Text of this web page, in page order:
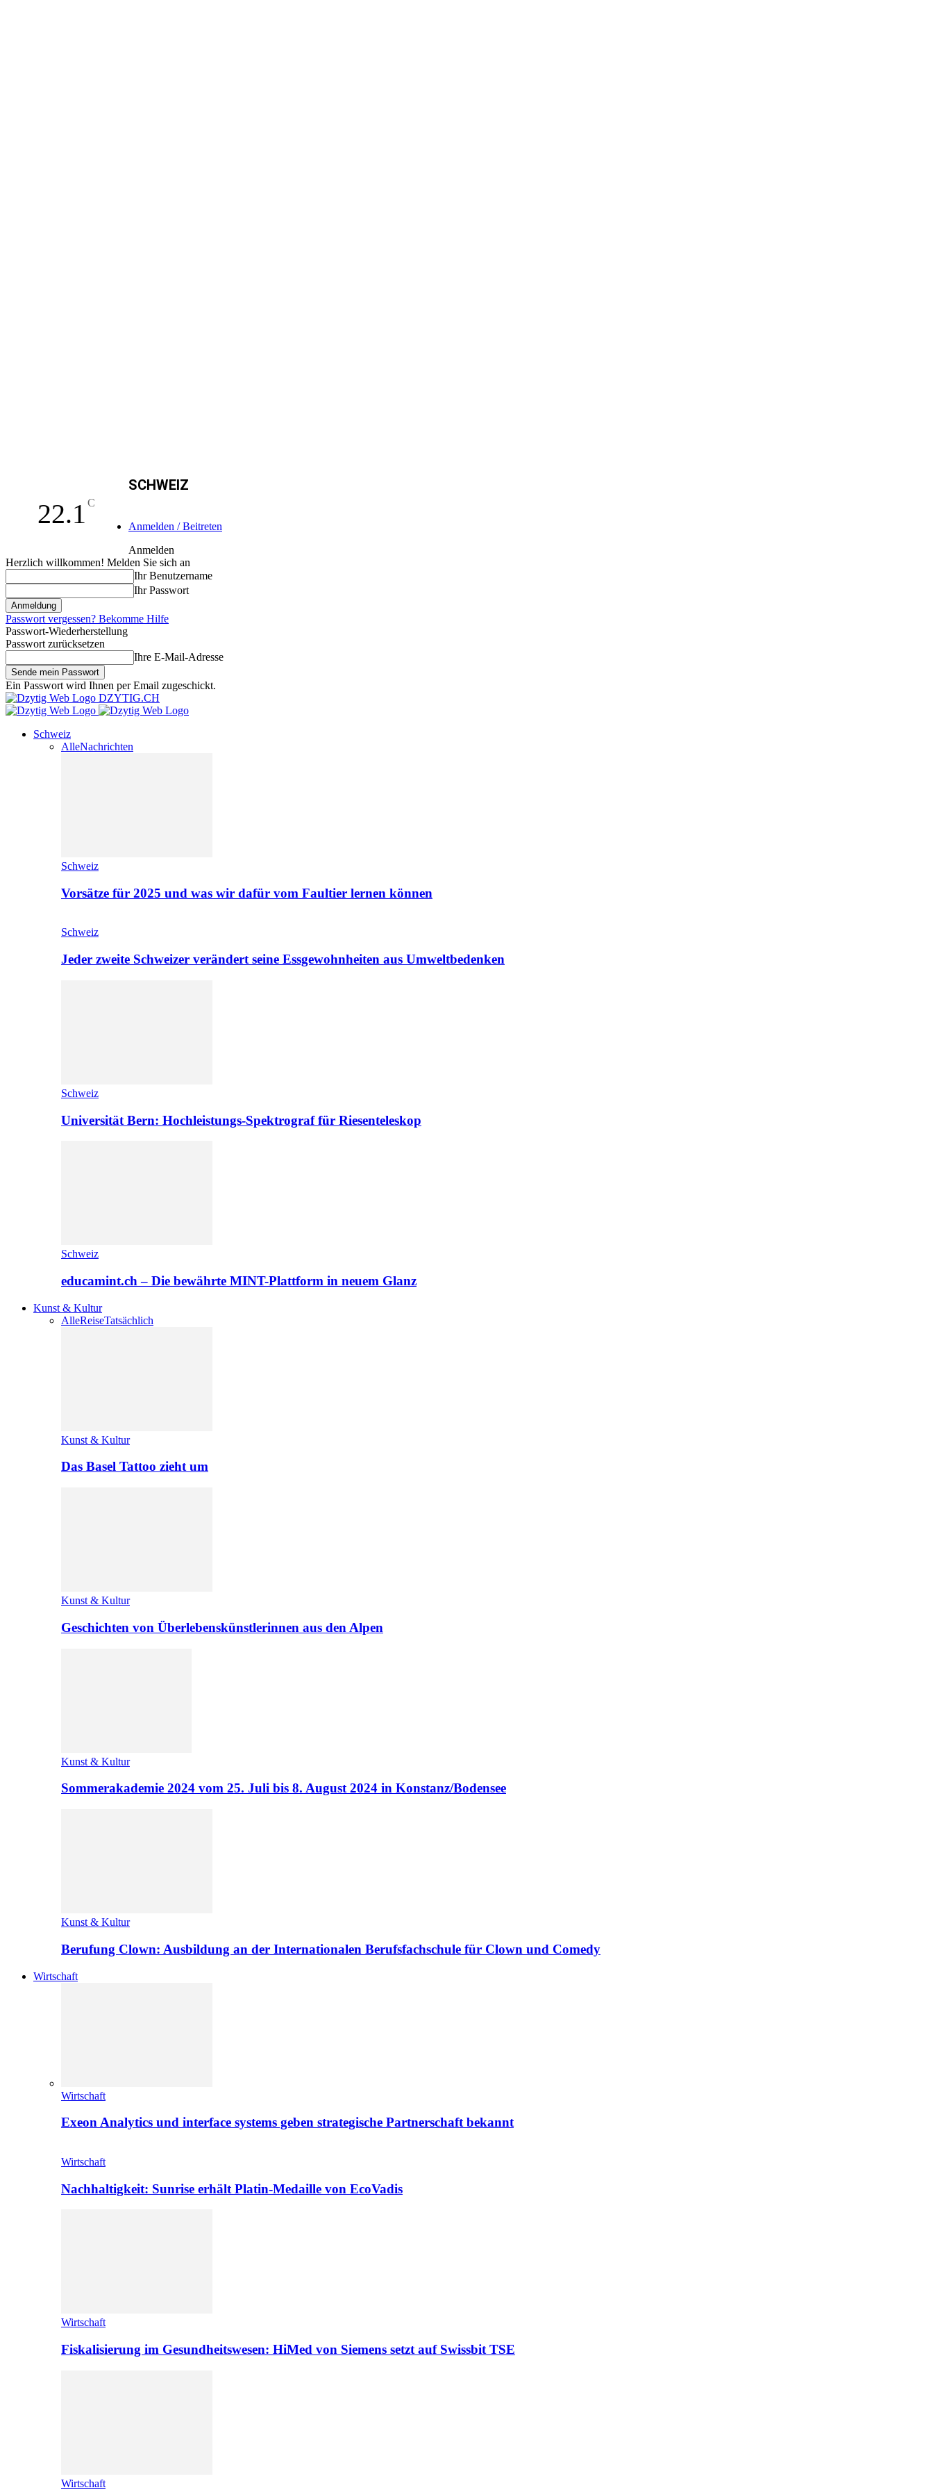
22.1 C
SCHWEIZ
Anmelden / Beitreten
Anmelden
Herzlich willkommen! Melden Sie sich an
Ihr Benutzername
Ihr Passwort
Passwort vergessen? Bekomme Hilfe
Passwort-Wiederherstellung
Passwort zurücksetzen
Ihre E-Mail-Adresse
Ein Passwort wird Ihnen per Email zugeschickt.
DZYTIG.CH
Schweiz
AlleNachrichten
Schweiz
Vorsätze für 2025 und was wir dafür vom Faultier lernen können
Schweiz
Jeder zweite Schweizer verändert seine Essgewohnheiten aus Umweltbedenken
Schweiz
Universität Bern: Hochleistungs-Spektrograf für Riesenteleskop
Schweiz
educamint.ch – Die bewährte MINT-Plattform in neuem Glanz
Kunst & Kultur
AlleReiseTatsächlich
Kunst & Kultur
Das Basel Tattoo zieht um
Kunst & Kultur
Geschichten von Überlebenskünstlerinnen aus den Alpen
Kunst & Kultur
Sommerakademie 2024 vom 25. Juli bis 8. August 2024 in Konstanz/Bodensee
Kunst & Kultur
Berufung Clown: Ausbildung an der Internationalen Berufsfachschule für Clown und Comedy
Wirtschaft
Wirtschaft
Exeon Analytics und interface systems geben strategische Partnerschaft bekannt
Wirtschaft
Nachhaltigkeit: Sunrise erhält Platin-Medaille von EcoVadis
Wirtschaft
Fiskalisierung im Gesundheitswesen: HiMed von Siemens setzt auf Swissbit TSE
Wirtschaft